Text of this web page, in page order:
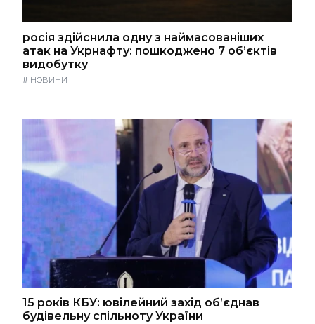
росія здійснила одну з наймасованіших
атак на Укрнафту: пошкоджено 7 об’єктів
видобутку
# НОВИНИ
15 років КБУ: ювілейний захід об’єднав
будівельну спільноту України